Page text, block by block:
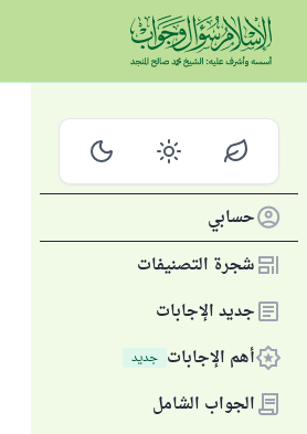
حسابي
شجرة التصنيفات
جديد الإجابات
أهم الإجابات جديد
الجواب الشامل